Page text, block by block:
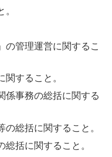
の管理運営に関するこ
すること。
係事務の総括に関する
総括に関すること。
括に関すること。